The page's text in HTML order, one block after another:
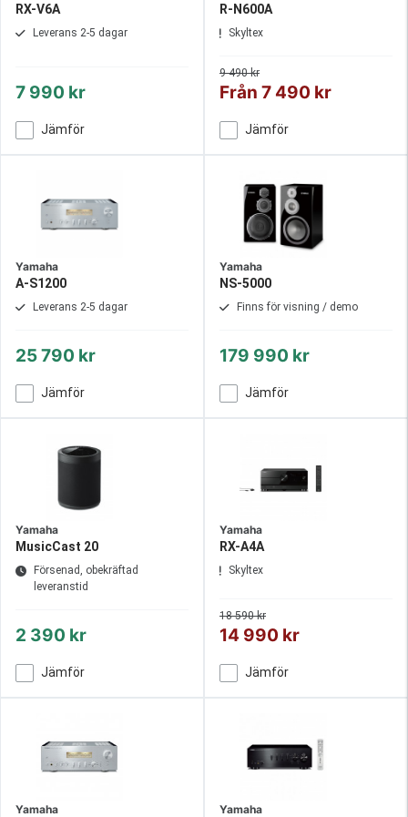
RX-V6A
Leverans 2-5 dagar
7 990 kr
Jämför
R-N600A
Skyltex
9 490 kr
Från 7 490 kr
Jämför
Yamaha
A-S1200
Leverans 2-5 dagar
25 790 kr
Jämför
Yamaha
NS-5000
Finns för visning / demo
179 990 kr
Jämför
Yamaha
MusicCast 20
Försenad, obekräftad
leveranstid
2 390 kr
Jämför
Yamaha
RX-A4A
Skyltex
18 590 kr
14 990 kr
Jämför
Yamaha Yamaha